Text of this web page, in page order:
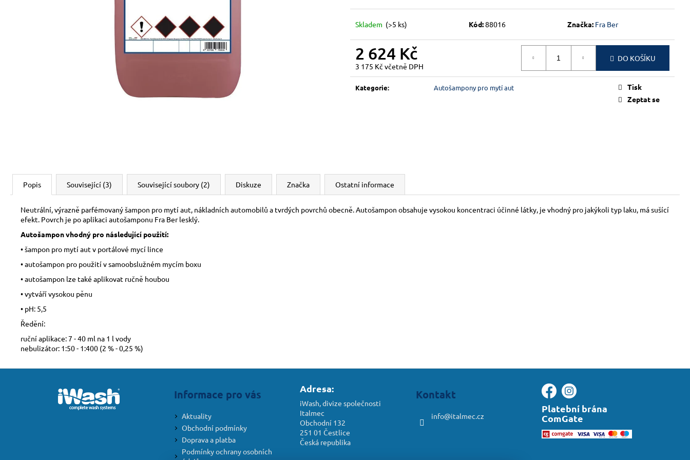
Skladem (>5 ks) Kód:88016 Značka: Fra Ber
2 624 Kč
3 175 Kč včetně DPH
Měrná
cena:
DO KOŠÍKU
Kategorie: Autošampony pro mytí aut
Tisk
Zeptat se
Popis Související (3) Související soubory (2) Diskuze Značka Ostatní informace
Neutrální, výrazně parfémovaný šampon pro mytí aut, nákladních automobilů a tvrdých povrchů obecně. Autošampon obsahuje vysokou koncentraci účinné látky, je vhodný pro jakýkoli typ laku, má sušící
efekt. Povrch je po aplikaci autošamponu Fra Ber lesklý.
Autošampon vhodný pro následující použití:
• šampon pro mytí aut v portálové mycí lince
• autošampon pro použití v samoobslužném mycím boxu
• autošampon lze také aplikovat ručně houbou
• vytváří vysokou pěnu
• pH: 5,5
Ředění:
ruční aplikace: 7 - 40 ml na 1 l vody
nebulizátor: 1:50 - 1:400 (2 % - 0,25 %)
Informace pro vás
Aktuality
Obchodní podmínky
Doprava a platba
Podmínky ochrany osobních
Adresa:
iWash, divize společnosti
Italmec
Obchodní 132
251 01 Čestlice
Česká republika
Kontakt
info@italmec.cz
Platební brána
ComGate